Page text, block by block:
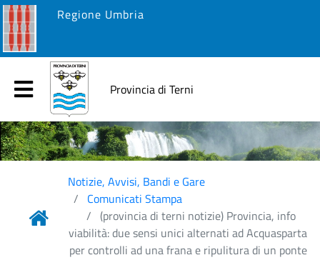
Regione Umbria
Provincia di Terni
Notizie, Avvisi, Bandi e Gare
Comunicati Stampa
(provincia di terni notizie) Provincia, info
viabilità: due sensi unici alternati ad Acquasparta
per controlli ad una frana e ripulitura di un ponte